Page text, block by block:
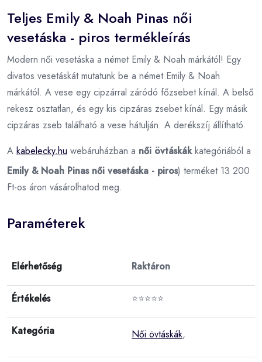
Teljes Emily & Noah Pinas női
vesetáska - piros termékleírás
Modern női vesetáska a német Emily & Noah márkától! Egy
divatos vesetáskát mutatunk be a német Emily & Noah
márkától. A vese egy cipzárral záródó főzsebet kínál. A belső
rekesz osztatlan, és egy kis cipzáras zsebet kínál. Egy másik
cipzáras zseb található a vese hátulján. A derékszíj állítható.
A kabelecky.hu webáruházban a női övtáskákkategóriából a
Emily & Noah Pinas női vesetáska - piros) terméket 13 200
Ft-os áron vásárolhatod meg.
Paraméterek
Elérhetőség Raktáron
Értékelés ⭐⭐⭐⭐⭐
Kategória Női övtáskák,